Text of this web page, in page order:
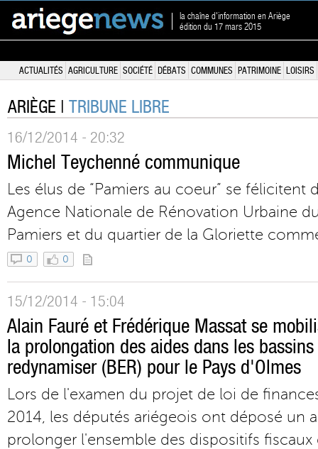
la chaîne d'information en Ariège
édition du 17 mars 2015
ACTUALITÉS AGRICULTURE SOCIÉTÉ DÉBATS COMMUNES PATRIMOINE LOISIRS
ARIÈGE | TRIBUNE LIBRE
16/12/2014 - 20:32
Michel Teychenné communique
Les élus de “Pamiers au coeur” se félicitent
Agence Nationale de Rénovation Urbaine
Pamiers et du quartier de la Gloriette
0 0
15/12/2014 - 15:04
Alain Fauré et Frédérique Massat se
la prolongation des aides dans les
redynamiser (BER) pour le Pays d'Olmes
Lors de l'examen du projet de loi de
2014, les députés ariégeois ont déposé un
prolonger l'ensemble des dispositifs fiscaux